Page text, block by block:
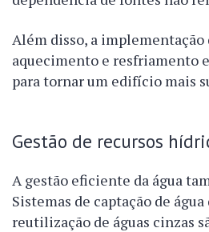
Além disso, a implementação
aquecimento e resfriamento
para tornar um edifício mais
Gestão de recursos
A gestão eficiente da água
Sistemas de captação de água
reutilização de águas cinzas